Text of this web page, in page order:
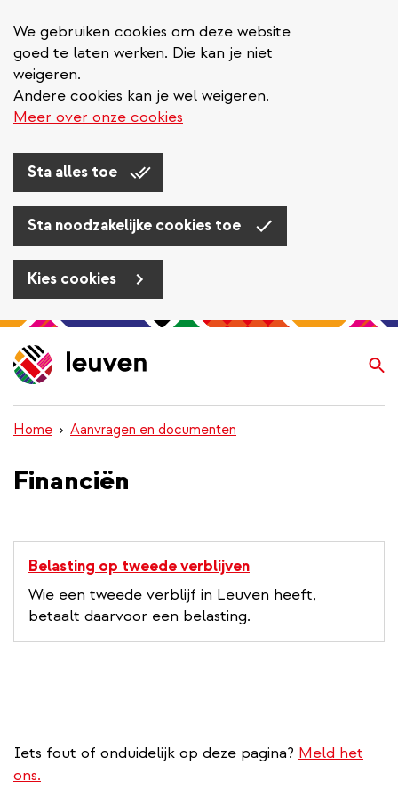
We gebruiken cookies om deze website
goed te laten werken. Die kan je niet
weigeren.
Andere cookies kan je wel weigeren.
Meer over onze cookies
Sta alles toe
Sta noodzakelijke cookies toe
Kies cookies
Overslaan
en
naar
inhoud
gaan
Home Aanvragen en documenten
Financiën
Belasting op tweede verblijven
Wie een tweede verblijf in Leuven heeft,
betaalt daarvoor een belasting.
Iets fout of onduidelijk op deze pagina? Meld het
ons.